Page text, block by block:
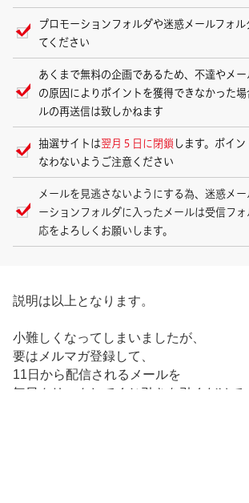
プロモーションフォルダや迷惑メールフォ
てください
あくまで無料の企画であるため、不達やメ
の原因によりポイントを獲得できなかった
ルの再送信は致しかねます
抽選サイトは翌月５日に閉鎖 します。ポイ
なわないようご注意ください
メールを見逃さないようにする為、迷惑メ
ーションフォルダに入ったメールは受信フ
応をよろしくお願いします。
説明は以上となります。
小難しくなってしまいましたが、
要はメルマガ登録して、
11日から配信されるメールを
毎日クリックしてくじ引きを引くだけで